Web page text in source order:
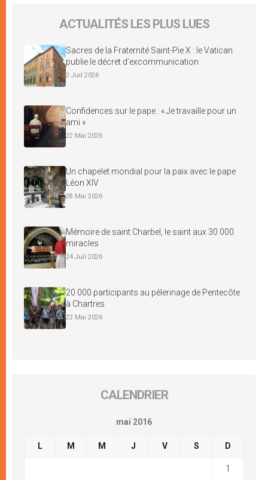
ACTUALITÉS LES PLUS LUES
Sacres de la Fraternité Saint-Pie X : le Vatican
publie le décret d’excommunication
2 Juil 2026
Confidences sur le pape : « Je travaille pour un
ami »
22 Mai 2026
Un chapelet mondial pour la paix avec le pape
Léon XIV
28 Mai 2026
Mémoire de saint Charbel, le saint aux 30 000
miracles
24 Juil 2026
20 000 participants au pèlerinage de Pentecôte
à Chartres
22 Mai 2026
CALENDRIER
mai 2016
L M M J V S D
1